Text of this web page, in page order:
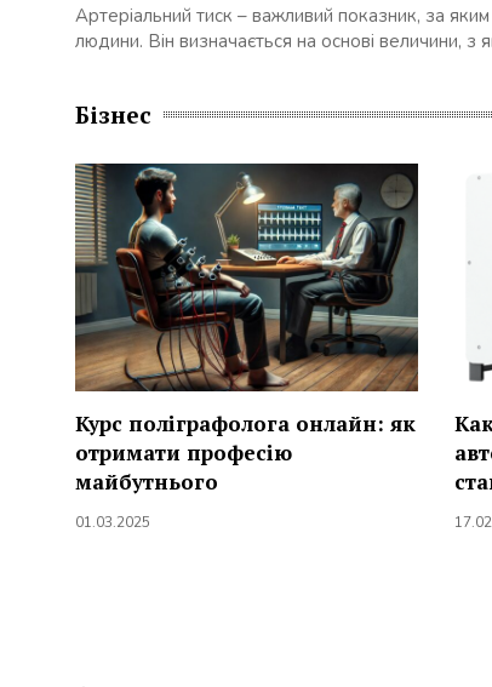
Артеріальний тиск – важливий показник, за
людини. Він визначається на основі величини, з
Бізнес
Курс поліграфолога онлайн: як
отримати професію
майбутнього
01.03.2025